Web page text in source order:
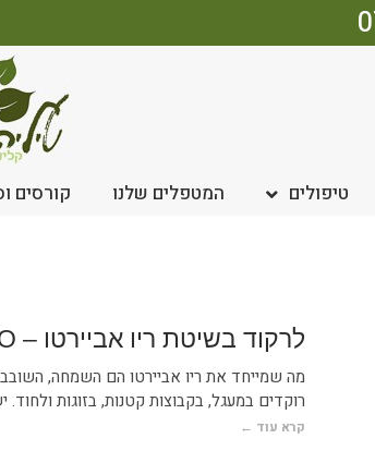
טיפולים המטפלים שלנו קורסים
לרקוד בשיטת ריו אביירטו – RIO ABIERTO
מה שמייחד את ריו אביירטו הם השמחה,
רוקדים במעגל, בקבוצות קטנות, בזוגות ולחוד.
קרא עוד ←